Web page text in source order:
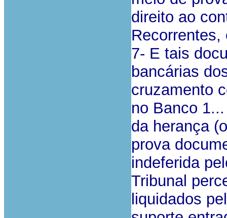
direito ao
7- E tais
bancárias
cruzamento
no Banco
da herança
prova
indeferida
Tribunal
liquidados